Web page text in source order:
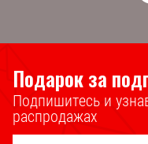
Подарок за
Подпишитесь и
распродажах